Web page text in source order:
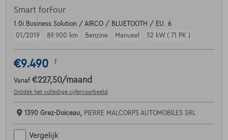
Smart forFour
1.0i Business Solution / AIRCO / BLUETOOTH / EU. 6
01/2019
89.900 km Benzine Manueel 52 kW ( 71 PK )
€9.490 1
Vanaf €227,50/maand
Ontdek het volledige cijfervoorbeeld
1390 Grez-Doiceau, PIERRE MALCORPS AUTOMOBILES SRL
Vergelijk